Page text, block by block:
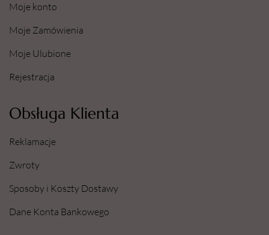
Moje konto
Moje Zamówienia
Moje Ulubione
Rejestracja
Obsługa Klienta
Reklamacje
Zwroty
Sposoby i Koszty Dostawy
Dane Konta Bankowego